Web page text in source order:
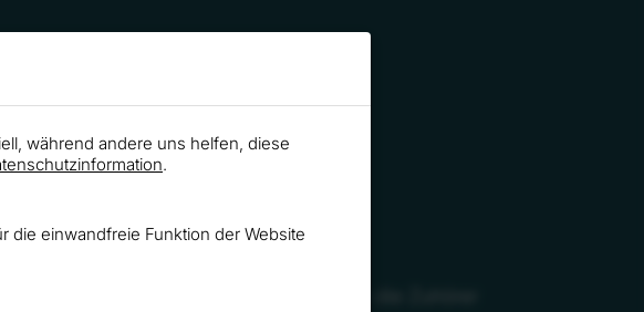
während andere uns helfen, diese
.
die einwandfreie Funktion der Website
Dynamics Bootcamp in Mannheim die Zuhörer